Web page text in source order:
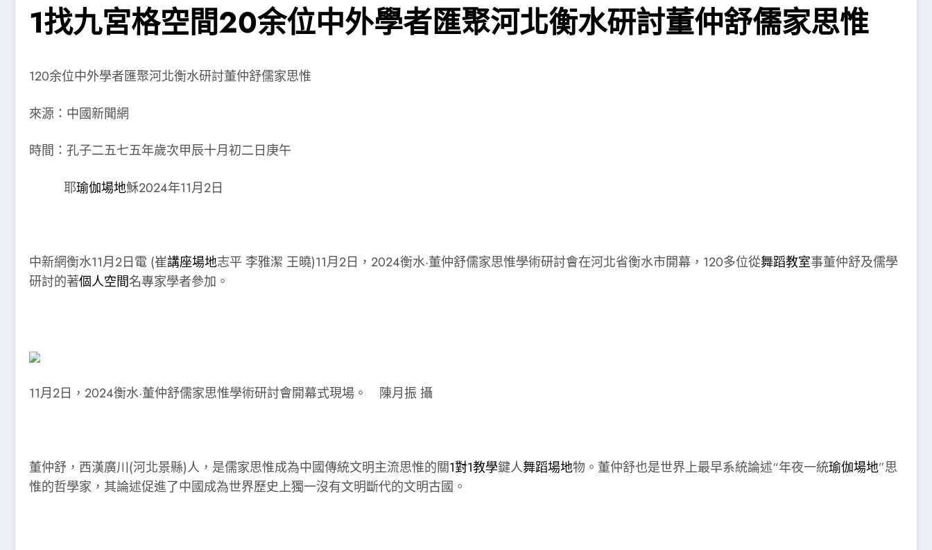
1找九宮格空間20余位中外學者匯聚河北衡水研討董仲舒儒家思惟
120余位中外學者匯聚河北衡水研討董仲舒儒家思惟
來源：中國新聞網
時間：孔子二五七五年歲次甲辰十月初二日庚午
耶瑜伽場地穌2024年11月2日
中新網衡水11月2日電 (崔講座場地志平 李雅潔 王曉)11月2日，2024衡水·董仲舒儒家思惟學術研討會在河北省衡水市開幕，120多位從舞蹈教室事董仲舒及儒學
研討的著個人空間名專家學者參加。
11月2日，2024衡水·董仲舒儒家思惟學術研討會開幕式現場。 陳月振 攝
董仲舒，西漢廣川(河北景縣)人，是儒家思惟成為中國傳統文明主流思惟的關1對1教學鍵人舞蹈場地物。董仲舒也是世界上最早系統論述“年夜一統瑜伽場地”思
惟的哲學家，其論述促進了中國成為世界歷史上獨一沒有文明斷代的文明古國。